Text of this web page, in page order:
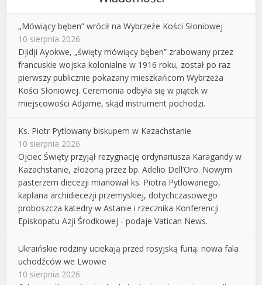
„Mówiący bęben” wrócił na Wybrzeże Kości Słoniowej
10 sierpnia 2026
Djidji Ayokwe, „święty mówiący bęben” zrabowany przez
francuskie wojska kolonialne w 1916 roku, został po raz
pierwszy publicznie pokazany mieszkańcom Wybrzeża
Kości Słoniowej. Ceremonia odbyła się w piątek w
miejscowości Adjame, skąd instrument pochodzi.
Ks. Piotr Pytlowany biskupem w Kazachstanie
10 sierpnia 2026
Ojciec Święty przyjął rezygnację ordynariusza Karagandy w
Kazachstanie, złożoną przez bp. Adelio Dell’Oro. Nowym
pasterzem diecezji mianował ks. Piotra Pytlowanego,
kapłana archidiecezji przemyskiej, dotychczasowego
proboszcza katedry w Astanie i rzecznika Konferencji
Episkopatu Azji Środkowej - podaje Vatican News.
Ukraińskie rodziny uciekają przed rosyjską furią: nowa fala
uchodźców we Lwowie
10 sierpnia 2026